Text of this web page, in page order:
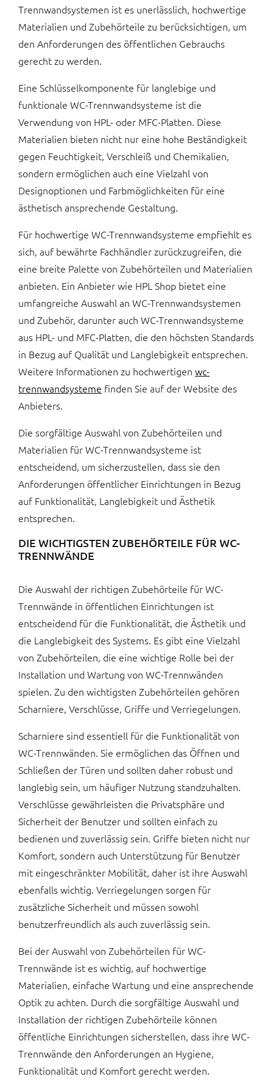
Trennwandsystemen ist es unerlässlich, hochwertige
Materialien und Zubehörteile zu berücksichtigen, um
den Anforderungen des öffentlichen Gebrauchs
gerecht zu werden.
Eine Schlüsselkomponente für langlebige und
funktionale WC-Trennwandsysteme ist die
Verwendung von HPL- oder MFC-Platten. Diese
Materialien bieten nicht nur eine hohe Beständigkeit
gegen Feuchtigkeit, Verschleiß und Chemikalien,
sondern ermöglichen auch eine Vielzahl von
Designoptionen und Farbmöglichkeiten für eine
ästhetisch ansprechende Gestaltung.
Für hochwertige WC-Trennwandsysteme empfiehlt es
sich, auf bewährte Fachhändler zurückzugreifen, die
eine breite Palette von Zubehörteilen und Materialien
anbieten. Ein Anbieter wie HPL Shop bietet eine
umfangreiche Auswahl an WC-Trennwandsystemen
und Zubehör, darunter auch WC-Trennwandsysteme
aus HPL- und MFC-Platten, die den höchsten Standards
in Bezug auf Qualität und Langlebigkeit entsprechen.
Weitere Informationen zu hochwertigen wc-
trennwandsysteme finden Sie auf der Website des
Anbieters.
Die sorgfältige Auswahl von Zubehörteilen und
Materialien für WC-Trennwandsysteme ist
entscheidend, um sicherzustellen, dass sie den
Anforderungen öffentlicher Einrichtungen in Bezug
auf Funktionalität, Langlebigkeit und Ästhetik
entsprechen.
DIE WICHTIGSTEN ZUBEHÖRTEILE FÜR WC-
TRENNWÄNDE
Die Auswahl der richtigen Zubehörteile für WC-
Trennwände in öffentlichen Einrichtungen ist
entscheidend für die Funktionalität, die Ästhetik und
die Langlebigkeit des Systems. Es gibt eine Vielzahl
von Zubehörteilen, die eine wichtige Rolle bei der
Installation und Wartung von WC-Trennwänden
spielen. Zu den wichtigsten Zubehörteilen gehören
Scharniere, Verschlüsse, Griffe und Verriegelungen.
Scharniere sind essentiell für die Funktionalität von
WC-Trennwänden. Sie ermöglichen das Öffnen und
Schließen der Türen und sollten daher robust und
langlebig sein, um häufiger Nutzung standzuhalten.
Verschlüsse gewährleisten die Privatsphäre und
Sicherheit der Benutzer und sollten einfach zu
bedienen und zuverlässig sein. Griffe bieten nicht nur
Komfort, sondern auch Unterstützung für Benutzer
mit eingeschränkter Mobilität, daher ist ihre Auswahl
ebenfalls wichtig. Verriegelungen sorgen für
zusätzliche Sicherheit und müssen sowohl
benutzerfreundlich als auch zuverlässig sein.
Bei der Auswahl von Zubehörteilen für WC-
Trennwände ist es wichtig, auf hochwertige
Materialien, einfache Wartung und eine ansprechende
Optik zu achten. Durch die sorgfältige Auswahl und
Installation der richtigen Zubehörteile können
öffentliche Einrichtungen sicherstellen, dass ihre WC-
Trennwände den Anforderungen an Hygiene,
Funktionalität und Komfort gerecht werden.